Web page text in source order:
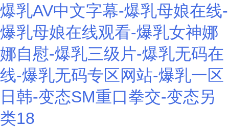
爆乳AV中文字幕-爆乳母娘在线-
爆乳母娘在线观看-爆乳女神娜
娜自慰-爆乳三级片-爆乳无码在
线-爆乳无码专区网站-爆乳一区
日韩-变态SM重口拳交-变态另
类18